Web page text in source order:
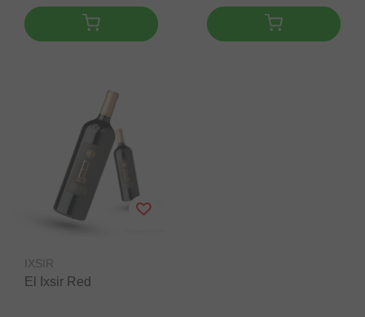
IXSIR
El Ixsir Red